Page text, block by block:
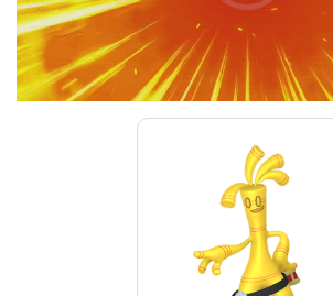
00:00 /01:00